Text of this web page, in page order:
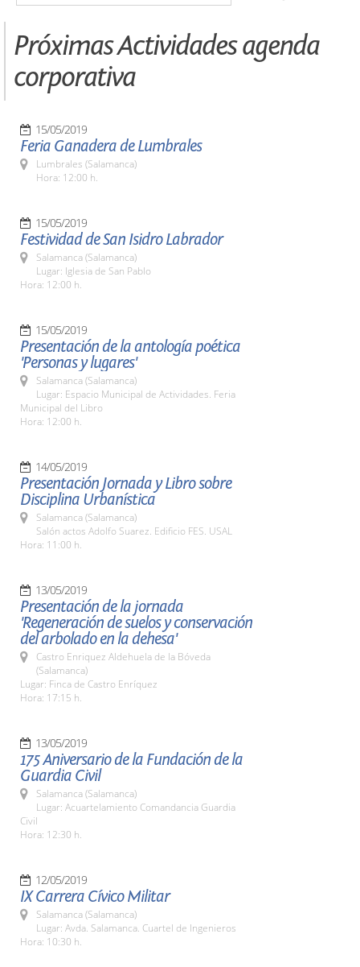
Próximas Actividades agenda
corporativa
15/05/2019
Feria Ganadera de Lumbrales
Lumbrales (Salamanca)
Hora: 12:00 h.
15/05/2019
Festividad de San Isidro Labrador
Salamanca (Salamanca)
Lugar: Iglesia de San Pablo
Hora: 12:00 h.
15/05/2019
Presentación de la antología poética
'Personas y lugares'
Salamanca (Salamanca)
Lugar: Espacio Municipal de Actividades. Feria
Municipal del Libro
Hora: 12:00 h.
14/05/2019
Presentación Jornada y Libro sobre
Disciplina Urbanística
Salamanca (Salamanca)
Salón actos Adolfo Suarez. Edificio FES. USAL
Hora: 11:00 h.
13/05/2019
Presentación de la jornada
'Regeneración de suelos y conservación
del arbolado en la dehesa'
Castro Enriquez Aldehuela de la Bóveda
(Salamanca)
Lugar: Finca de Castro Enríquez
Hora: 17:15 h.
13/05/2019
175 Aniversario de la Fundación de la
Guardia Civil
Salamanca (Salamanca)
Lugar: Acuartelamiento Comandancia Guardia
Civil
Hora: 12:30 h.
12/05/2019
IX Carrera Cívico Militar
Salamanca (Salamanca)
Lugar: Avda. Salamanca. Cuartel de Ingenieros
Hora: 10:30 h.